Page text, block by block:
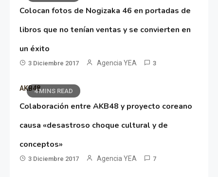
Colocan fotos de Nogizaka 46 en portadas de
libros que no tenían ventas y se convierten en
un éxito
3 Diciembre 2017 Agencia YEA 3
4 MINS READ
AKB48
Colaboración entre AKB48 y proyecto coreano
causa «desastroso choque cultural y de
conceptos»
3 Diciembre 2017 Agencia YEA 7